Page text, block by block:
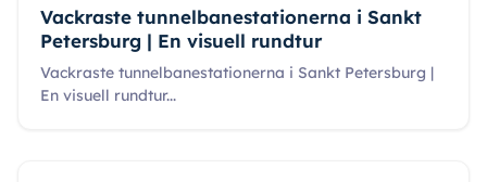
Vackraste tunnelbanestationerna i Sankt
Petersburg | En visuell rundtur
Vackraste tunnelbanestationerna i Sankt Petersburg |
En visuell rundtur...